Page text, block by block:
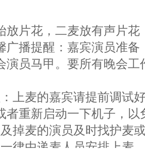
旭日：中国字中国画
文子：快乐分享，我爱唱
汉兴：草原请你来，你
冰雪：人间第一情，兰花
游子：红颜知己 有缘人
温柔：红唇，触碰
祥龙：红河谷 莫斯科郊
放片花，二麦放有声片
广播提醒：嘉宾演员准
演员马甲。要所有晚会工
上麦的嘉宾请提前调试
者重新启动一下机子，
掉麦的演员及时找护麦
律由递麦人员安排上麦